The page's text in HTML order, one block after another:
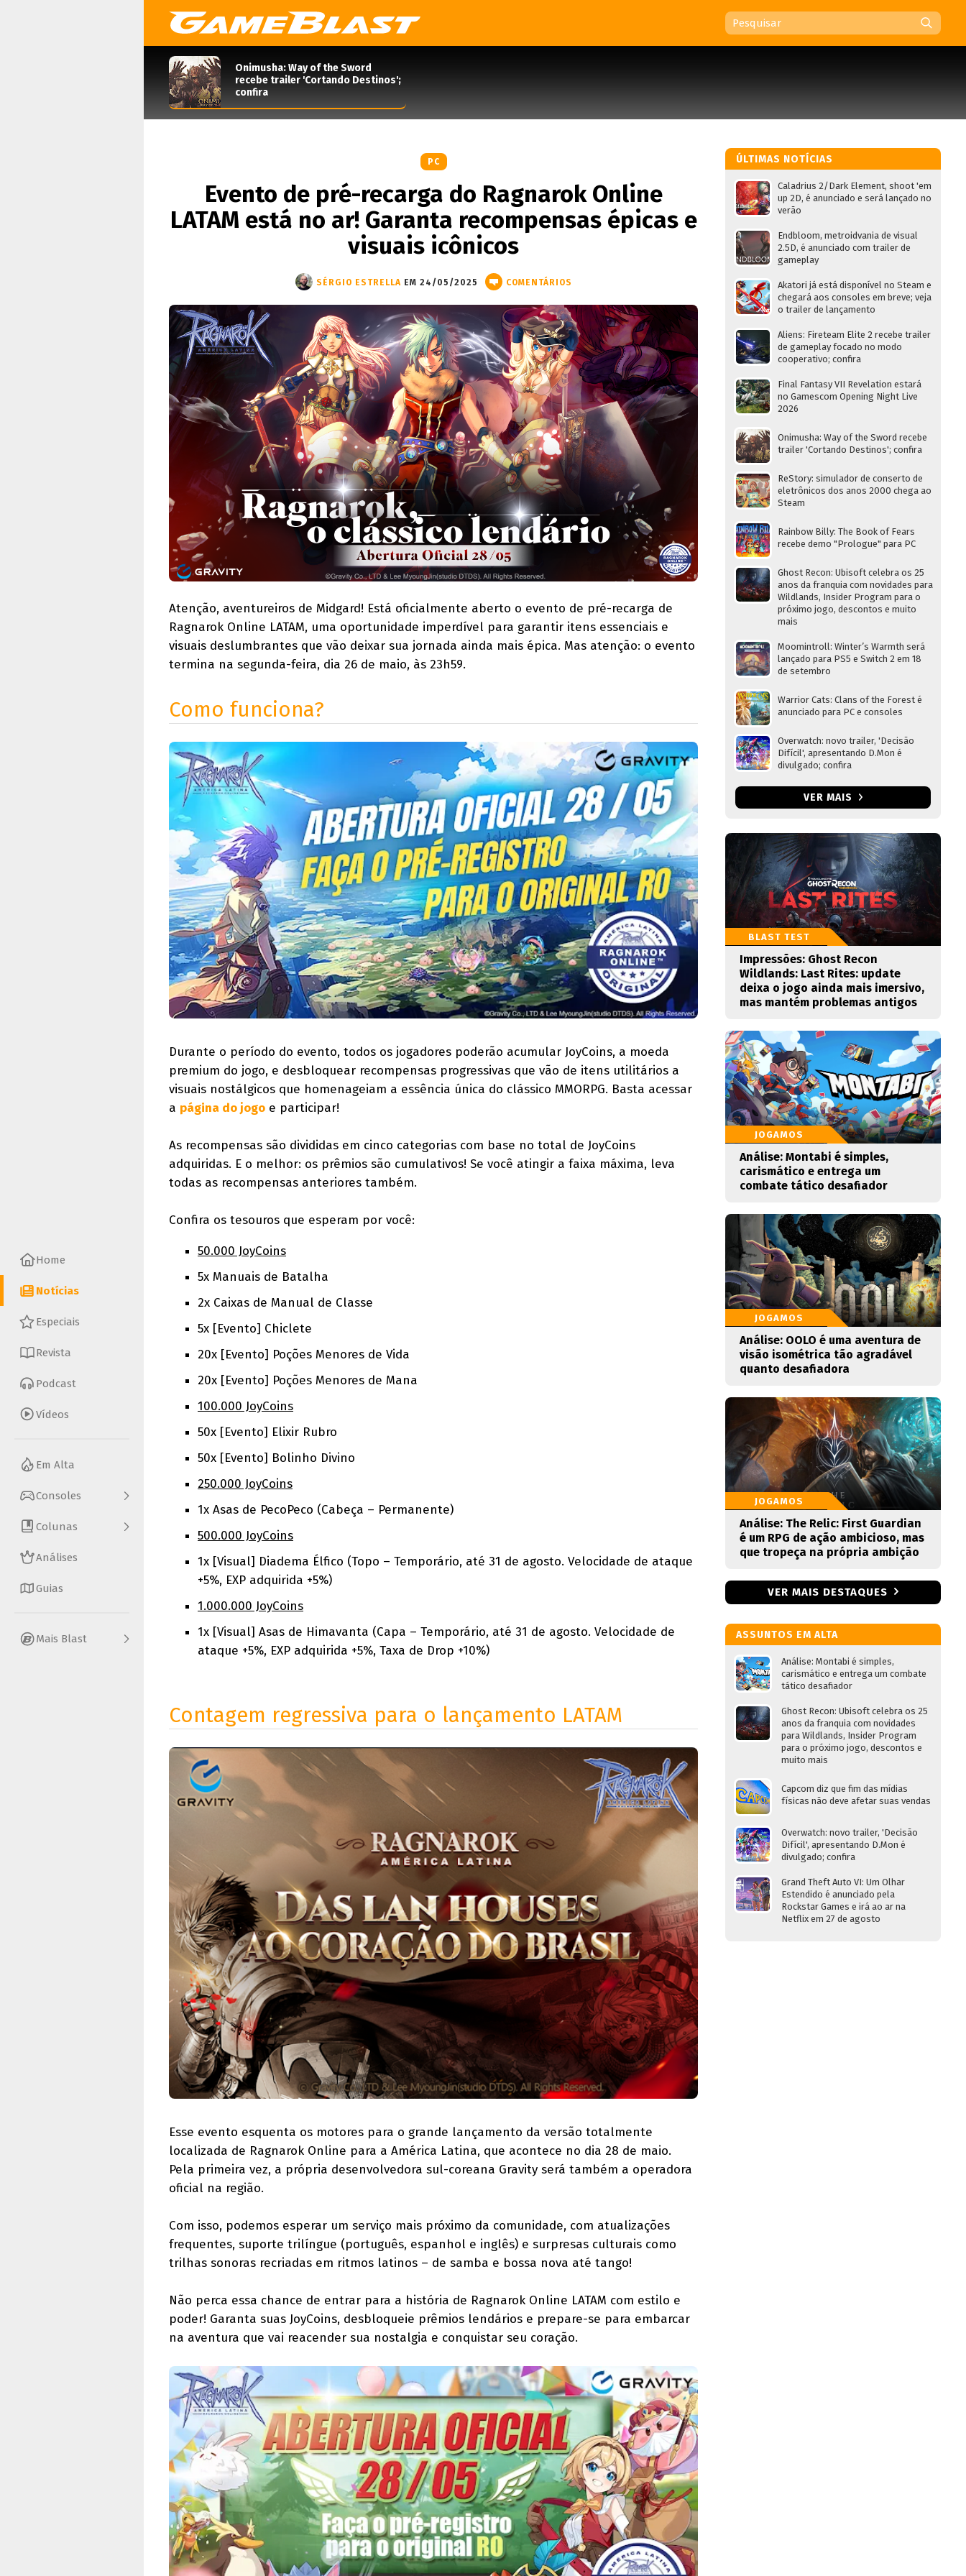
Home
Notícias
Especiais
Revista
Podcast
Vídeos
Em Alta
Consoles
Colunas
Análises
Guias
Mais Blast
Onimusha: Way of the Sword
recebe trailer 'Cortando Destinos';
confira
PC
Evento de pré-recarga do Ragnarok Online
LATAM está no ar! Garanta recompensas épicas e
visuais icônicos
SÉRGIO ESTRELLA EM 24/05/2025 COMENTÁRIOS
Atenção, aventureiros de Midgard! Está oficialmente aberto o evento de pré-recarga de
Ragnarok Online LATAM, uma oportunidade imperdível para garantir itens essenciais e
visuais deslumbrantes que vão deixar sua jornada ainda mais épica. Mas atenção: o evento
termina na segunda-feira, dia 26 de maio, às 23h59.
Como funciona?
Durante o período do evento, todos os jogadores poderão acumular JoyCoins, a moeda
premium do jogo, e desbloquear recompensas progressivas que vão de itens utilitários a
visuais nostálgicos que homenageiam a essência única do clássico MMORPG. Basta acessar
a página do jogo e participar!
As recompensas são divididas em cinco categorias com base no total de JoyCoins
adquiridas. E o melhor: os prêmios são cumulativos! Se você atingir a faixa máxima, leva
todas as recompensas anteriores também.
Confira os tesouros que esperam por você:
50.000 JoyCoins
5x Manuais de Batalha
2x Caixas de Manual de Classe
5x [Evento] Chiclete
20x [Evento] Poções Menores de Vida
20x [Evento] Poções Menores de Mana
100.000 JoyCoins
50x [Evento] Elixir Rubro
50x [Evento] Bolinho Divino
250.000 JoyCoins
1x Asas de PecoPeco (Cabeça – Permanente)
500.000 JoyCoins
1x [Visual] Diadema Élfico (Topo – Temporário, até 31 de agosto. Velocidade de ataque
+5%, EXP adquirida +5%)
1.000.000 JoyCoins
1x [Visual] Asas de Himavanta (Capa – Temporário, até 31 de agosto. Velocidade de
ataque +5%, EXP adquirida +5%, Taxa de Drop +10%)
Contagem regressiva para o lançamento LATAM
Esse evento esquenta os motores para o grande lançamento da versão totalmente
localizada de Ragnarok Online para a América Latina, que acontece no dia 28 de maio.
Pela primeira vez, a própria desenvolvedora sul-coreana Gravity será também a operadora
oficial na região.
Com isso, podemos esperar um serviço mais próximo da comunidade, com atualizações
frequentes, suporte trilíngue (português, espanhol e inglês) e surpresas culturais como
trilhas sonoras recriadas em ritmos latinos – de samba e bossa nova até tango!
Não perca essa chance de entrar para a história de Ragnarok Online LATAM com estilo e
poder! Garanta suas JoyCoins, desbloqueie prêmios lendários e prepare-se para embarcar
na aventura que vai reacender sua nostalgia e conquistar seu coração.
ÚLTIMAS NOTÍCIAS
Caladrius 2/Dark Element, shoot 'em
up 2D, é anunciado e será lançado no
verão
Endbloom, metroidvania de visual
2.5D, é anunciado com trailer de
gameplay
Akatori já está disponível no Steam e
chegará aos consoles em breve; veja
o trailer de lançamento
Aliens: Fireteam Elite 2 recebe trailer
de gameplay focado no modo
cooperativo; confira
Final Fantasy VII Revelation estará
no Gamescom Opening Night Live
2026
Onimusha: Way of the Sword recebe
trailer 'Cortando Destinos'; confira
ReStory: simulador de conserto de
eletrônicos dos anos 2000 chega ao
Steam
Rainbow Billy: The Book of Fears
recebe demo "Prologue" para PC
Ghost Recon: Ubisoft celebra os 25
anos da franquia com novidades para
Wildlands, Insider Program para o
próximo jogo, descontos e muito
mais
Moomintroll: Winter’s Warmth será
lançado para PS5 e Switch 2 em 18
de setembro
Warrior Cats: Clans of the Forest é
anunciado para PC e consoles
Overwatch: novo trailer, 'Decisão
Difícil', apresentando D.Mon é
divulgado; confira
VER MAIS
BLAST TEST
Impressões: Ghost Recon
Wildlands: Last Rites: update
deixa o jogo ainda mais imersivo,
mas mantém problemas antigos
JOGAMOS
Análise: Montabi é simples,
carismático e entrega um
combate tático desafiador
JOGAMOS
Análise: OOLO é uma aventura de
visão isométrica tão agradável
quanto desafiadora
JOGAMOS
Análise: The Relic: First Guardian
é um RPG de ação ambicioso, mas
que tropeça na própria ambição
VER MAIS DESTAQUES
ASSUNTOS EM ALTA
Análise: Montabi é simples,
carismático e entrega um combate
tático desafiador
Ghost Recon: Ubisoft celebra os 25
anos da franquia com novidades
para Wildlands, Insider Program
para o próximo jogo, descontos e
muito mais
Capcom diz que fim das mídias
físicas não deve afetar suas vendas
Overwatch: novo trailer, 'Decisão
Difícil', apresentando D.Mon é
divulgado; confira
Grand Theft Auto VI: Um Olhar
Estendido é anunciado pela
Rockstar Games e irá ao ar na
Netflix em 27 de agosto